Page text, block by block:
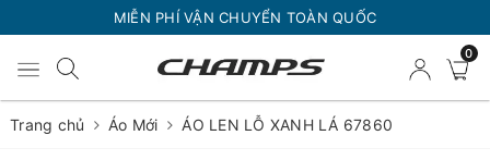
MIỄN PHÍ VẬN CHUYỂN TOÀN QUỐC
0
Trang chủ Áo Mới ÁO LEN LỖ XANH LÁ 67860